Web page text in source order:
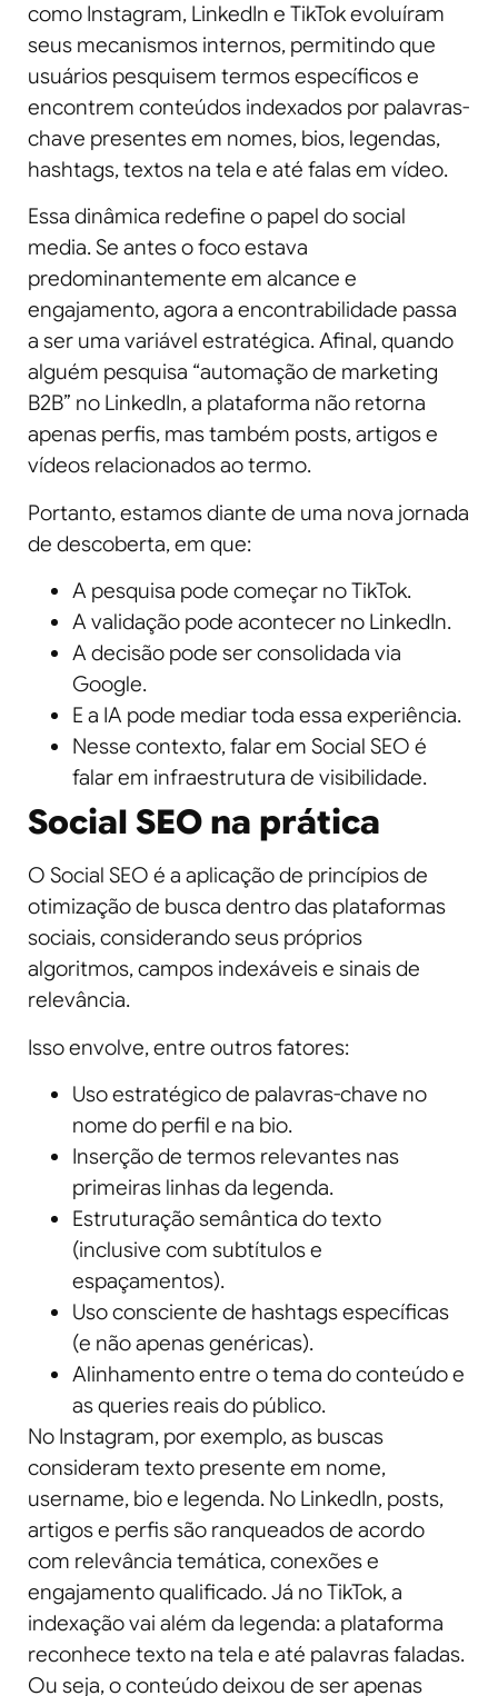
como Instagram, LinkedIn e TikTok evoluíram
seus mecanismos internos, permitindo que
usuários pesquisem termos específicos e
encontrem conteúdos indexados por palavras-
chave presentes em nomes, bios, legendas,
hashtags, textos na tela e até falas em vídeo.
Essa dinâmica redefine o papel do social
media. Se antes o foco estava
predominantemente em alcance e
engajamento, agora a encontrabilidade passa
a ser uma variável estratégica. Afinal, quando
alguém pesquisa “automação de marketing
B2B” no LinkedIn, a plataforma não retorna
apenas perfis, mas também posts, artigos e
vídeos relacionados ao termo.
Portanto, estamos diante de uma nova jornada
de descoberta, em que:
A pesquisa pode começar no TikTok.
A validação pode acontecer no LinkedIn.
A decisão pode ser consolidada via
Google.
E a IA pode mediar toda essa experiência.
Nesse contexto, falar em Social SEO é
falar em infraestrutura de visibilidade.
Social SEO na prática
O Social SEO é a aplicação de princípios de
otimização de busca dentro das plataformas
sociais, considerando seus próprios
algoritmos, campos indexáveis e sinais de
relevância.
Isso envolve, entre outros fatores:
Uso estratégico de palavras-chave no
nome do perfil e na bio.
Inserção de termos relevantes nas
primeiras linhas da legenda.
Estruturação semântica do texto
(inclusive com subtítulos e
espaçamentos).
Uso consciente de hashtags específicas
(e não apenas genéricas).
Alinhamento entre o tema do conteúdo e
as queries reais do público.
No Instagram, por exemplo, as buscas
consideram texto presente em nome,
username, bio e legenda. No LinkedIn, posts,
artigos e perfis são ranqueados de acordo
com relevância temática, conexões e
engajamento qualificado. Já no TikTok, a
indexação vai além da legenda: a plataforma
reconhece texto na tela e até palavras faladas.
Ou seja, o conteúdo deixou de ser apenas